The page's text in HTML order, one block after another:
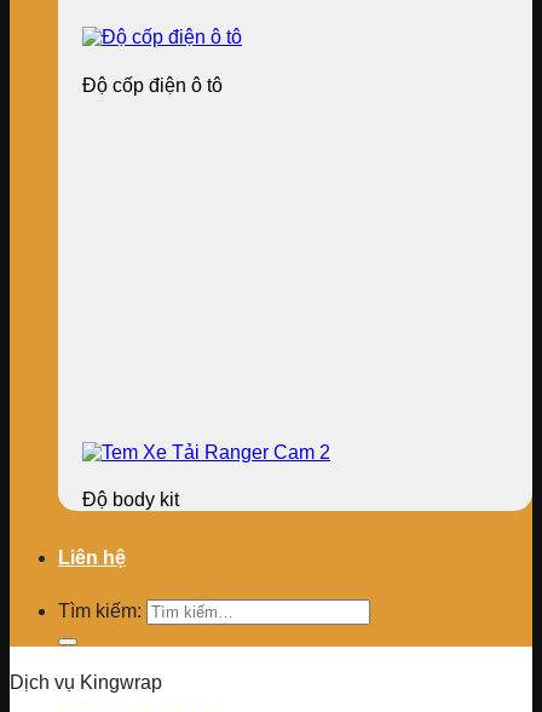
Độ cốp điện ô tô
Độ body kit
Liên hệ
Tìm kiếm:
Dịch vụ Kingwrap